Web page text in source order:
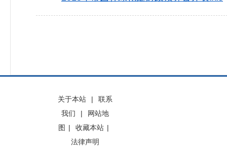
关于本站 |
联系
我们
|
网站地
图 | 收藏本站 |
法律声明